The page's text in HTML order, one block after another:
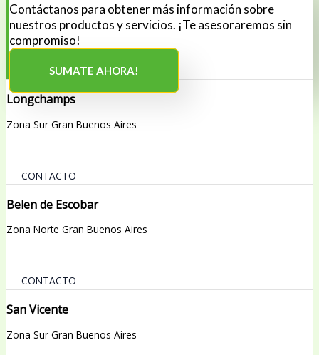
Contáctanos para obtener más información sobre
nuestros productos y servicios. ¡Te asesoraremos sin
compromiso!
SUMATE AHORA!
Longchamps
Zona Sur Gran Buenos Aires
CONTACTO
Belen de Escobar
Zona Norte Gran Buenos Aires
CONTACTO
San Vicente
Zona Sur Gran Buenos Aires